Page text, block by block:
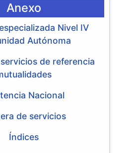
Anexo
Nivel IV
Autónoma
de referencia
Nacional
de servicios
Índices